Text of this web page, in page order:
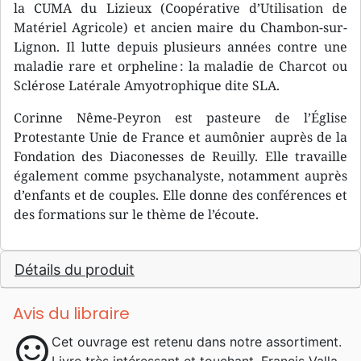
la CUMA du Lizieux (Coopérative d’Utilisation de
Matériel Agricole) et ancien maire du Chambon-sur-
Lignon. Il lutte depuis plusieurs années contre une
maladie rare et orpheline : la maladie de Charcot ou
Sclérose Latérale Amyotrophique dite SLA.
Corinne Nême-Peyron est pasteure de l’Église
Protestante Unie de France et aumônier auprès de la
Fondation des Diaconesses de Reuilly. Elle travaille
également comme psychanalyste, notamment auprès
d’enfants et de couples. Elle donne des conférences et
des formations sur le thème de l’écoute.
Détails du produit
Avis du libraire
sentiment_satisfied Cet ouvrage est retenu dans notre assortiment.